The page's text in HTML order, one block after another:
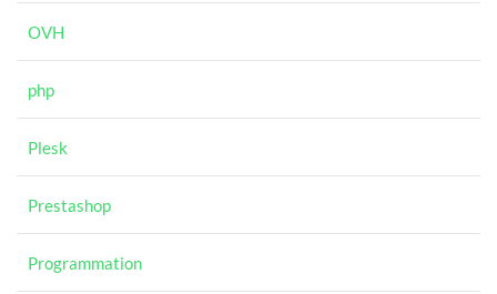
OVH
php
Plesk
Prestashop
Programmation